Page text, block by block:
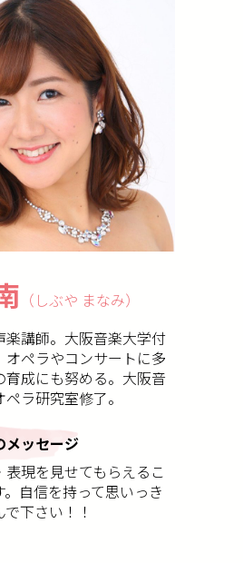
（しぶや まなみ）
楽講師。大阪音楽大学付
オペラやコンサートに多
育成にも努める。大阪音
ラ研究室修了。
メッセージ
現を見せてもらえるこ
。自信を持って思いっき
下さい！！